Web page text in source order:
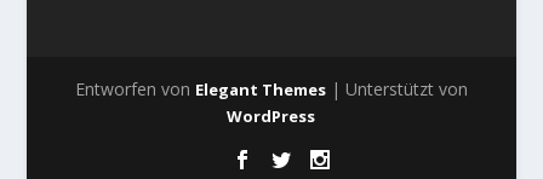
Entworfen von Elegant Themes| Unterstützt von
WordPress